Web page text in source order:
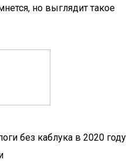
но выглядит такое
без каблука в 2020 году